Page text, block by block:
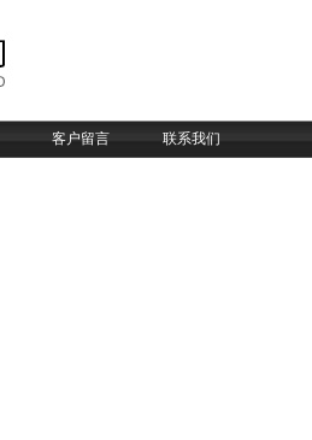
客户留言 联系我们